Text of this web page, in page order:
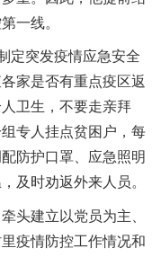
一线。
定突发疫情应急安全
家是否有重点疫区返
卫生，不要走亲拜
专人挂点贫困户，每
防护口罩、应急照明
及时劝返外来人员。
头建立以党员为主、
疫情防控工作情况和